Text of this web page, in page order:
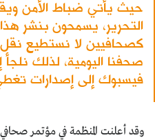
حيث يأتي ضباط الأمن
التحرير، يسمحون بنشر
كصحافيين لا نستطيع
صحفنا اليومية، لذلك
فيسبوك إلى إصدارات
وقد أعلنت المنظمة في مؤتمر